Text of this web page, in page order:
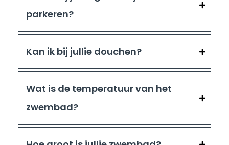
parkeren?
Kan ik bij jullie douchen?
Wat is de temperatuur van het
zwembad?